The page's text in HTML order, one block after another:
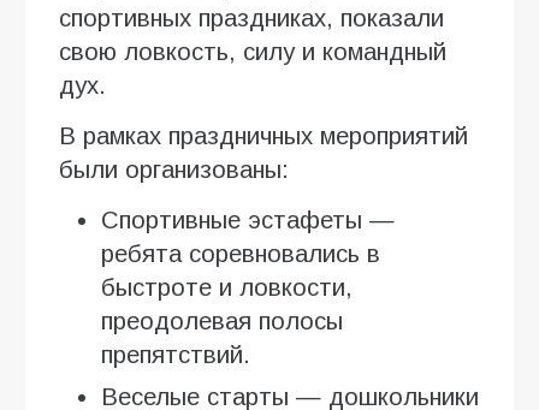
спортивных праздниках, показали
свою ловкость, силу и командный
дух.
В рамках праздничных мероприятий
были организованы:
Спортивные эстафеты —
ребята соревновались в
быстроте и ловкости,
преодолевая полосы
препятствий.
Веселые старты — дошкольники